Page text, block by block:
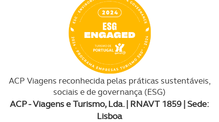
ACP Viagens reconhecida pelas práticas sustentáveis,
sociais e de governança (ESG)
ACP - Viagens e Turismo, Lda. | RNAVT 1859 | Sede:
Lisboa